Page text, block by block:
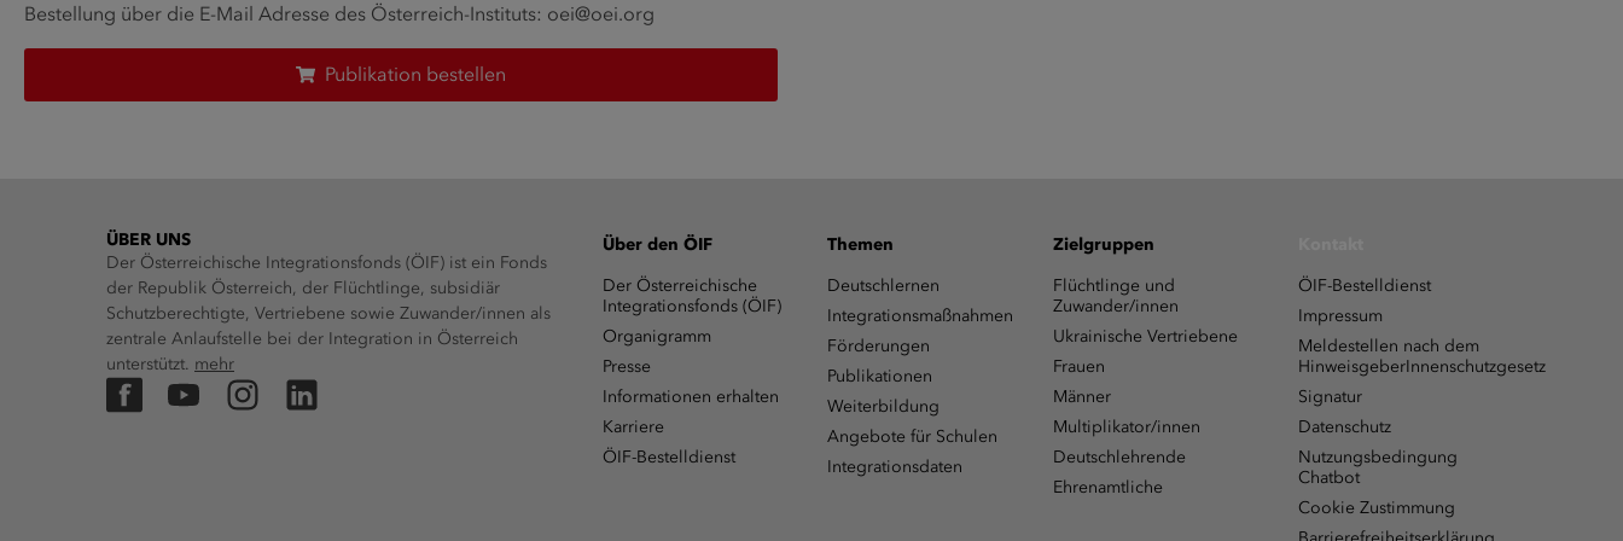
Bestellung über die E-Mail Adresse des Österreich-Instituts: oei@oei.org
Publikation bestellen
ÜBER UNS
Der Österreichische Integrationsfonds (ÖIF) ist ein Fonds
der Republik Österreich, der Flüchtlinge, subsidiär
Schutzberechtigte, Vertriebene sowie Zuwander/innen als
zentrale Anlaufstelle bei der Integration in Österreich
unterstützt. mehr
FacebookYouTubeInstagramLinkedIn
Über den ÖIF
Der Österreichische
Integrationsfonds (ÖIF)
Organigramm
Presse
Informationen erhalten
Karriere
ÖIF-Bestelldienst
Themen
Deutschlernen
Integrationsmaßnahmen
Förderungen
Publikationen
Weiterbildung
Angebote für Schulen
Integrationsdaten
Zielgruppen
Flüchtlinge und
Zuwander/innen
Ukrainische Vertriebene
Frauen
Männer
Multiplikator/innen
Deutschlehrende
Ehrenamtliche
ÖIF-Bestelldienst
Impressum
Meldestellen nach dem
HinweisgeberInnenschutzgesetz
Signatur
Datenschutz
Nutzungsbedingung
Chatbot
Cookie Zustimmung